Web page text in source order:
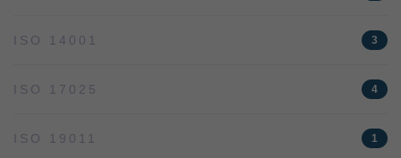
ISO 14001 3
ISO 17025 4
ISO 19011 1